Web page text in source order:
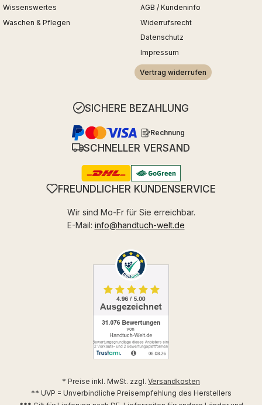
Wissenswertes
Waschen & Pflegen
AGB / Kundeninfo
Widerrufsrecht
Datenschutz
Impressum
Vertrag widerrufen
SICHERE BEZAHLUNG
Rechnung
SCHNELLER VERSAND
FREUNDLICHER KUNDENSERVICE
Wir sind Mo-Fr für Sie erreichbar.
E-Mail: info@handtuch-welt.de
* Preise inkl. MwSt. zzgl. Versandkosten
** UVP = Unverbindliche Preisempfehlung des Herstellers